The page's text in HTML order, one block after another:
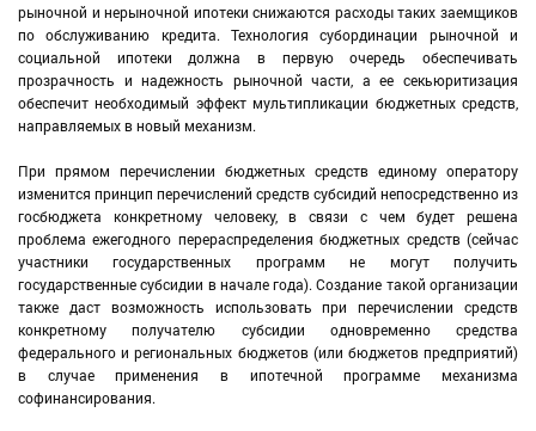
рыночной и нерыночной ипотеки снижаются расходы таких заемщиков
по обслуживанию кредита. Технология субординации рыночной и
социальной ипотеки должна в первую очередь обеспечивать
прозрачность и надежность рыночной части, а ее секьюритизация
обеспечит необходимый эффект мультипликации бюджетных средств,
направляемых в новый механизм.
При прямом перечислении бюджетных средств единому оператору
изменится принцип перечислений средств субсидий непосредственно из
госбюджета конкретному человеку, в связи с чем будет решена
проблема ежегодного перераспределения бюджетных средств (сейчас
участники государственных программ не могут получить
государственные субсидии в начале года). Создание такой организации
также даст возможность использовать при перечислении средств
конкретному получателю субсидии одновременно средства
федерального и региональных бюджетов (или бюджетов предприятий)
в случае применения в ипотечной программе механизма
софинансирования.